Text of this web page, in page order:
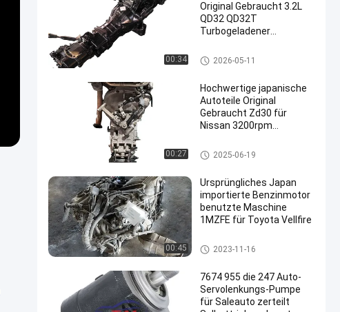
00:34
Original Gebraucht 3.2L
QD32 QD32T
Turbogeladener
Nissan Pickup
Nissan-Maschinenteile
2026-05-11
00:27
Hochwertige japanische
Autoteile Original
Gebraucht Zd30 für
Nissan 3200rpm
Pickups
Nissan-Maschinenteile
2025-06-19
00:45
Ursprüngliches Japan
importierte Benzinmotor
benutzte Maschine
1MZFE für Toyota Vellfire
Benutzte japanische Maschin
en
2023-11-16
7674 955 die 247 Auto-
Servolenkungs-Pumpe
für Saleauto zerteilt